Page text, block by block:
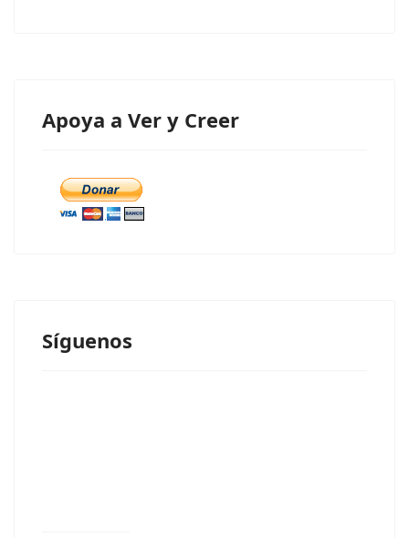
Apoya a Ver y Creer
Síguenos